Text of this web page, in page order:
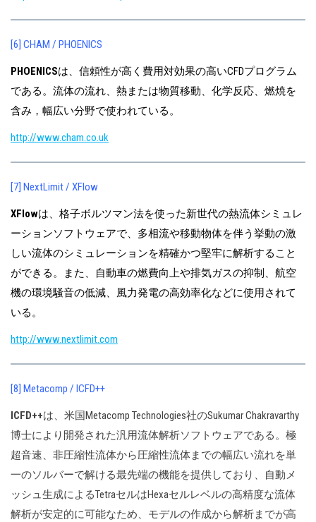
[6] CHAM / PHOENICS
PHOENICSは、信頼性が高く費用対効果の高いCFDプログラム
である。流体の流れ、熱または物質移動、化学反応、燃焼を
含み，幅広い分野で使われている。
http://www.cham.co.uk
[7] NextLimit / XFlow
XFlowは、格子ボルツマン法を使った新世代の熱流体シミュレ
ーションソフトウェアで、多相流や移動物体を伴う挙動の激
しい流体のシミュレーションを精確かつ堅牢に解析すること
ができる。また、自動車の燃費向上や排気ガスの抑制、航空
機の環境騒音の低減、風力発電の高効率化などに使用されて
いる。
http://www.nextlimit.com
[8] Metacomp / ICFD++
ICFD++は、米国Metacomp Technologies社のSukumar Chakravarthy
博士により開発された汎用流体解析ソフトウェアである。極
超音速、非圧縮性流体から圧縮性流体までの幅広い流れを単
一のソルバーで解ける最先端の機能を提供しており、自動メ
ッシュ生成によるTetraセルはHexaセルレベルの高精度な流体
解析が安定的に可能なため、モデルの作成から解析までが高